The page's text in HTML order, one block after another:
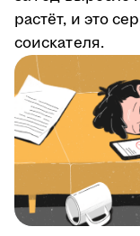
растёт, и это
соискателя.